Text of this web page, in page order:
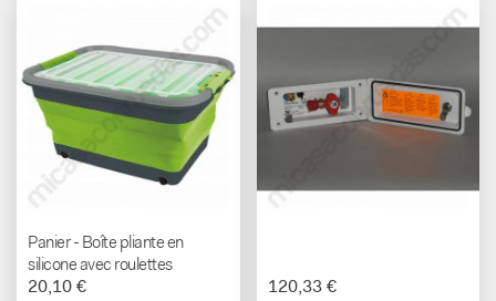
Panier - Boîte pliante en
silicone avec roulettes
20,10 € 120,33 €